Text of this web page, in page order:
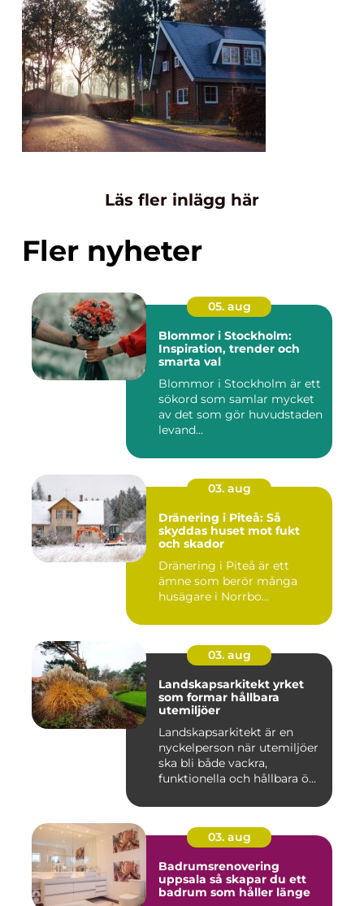
Läs fler inlägg här
Fler nyheter
05. aug
Blommor i Stockholm:
Inspiration, trender och
smarta val
Blommor i Stockholm är ett
sökord som samlar mycket
av det som gör huvudstaden
levand...
03. aug
Dränering i Piteå: Så
skyddas huset mot fukt
och skador
Dränering i Piteå är ett
ämne som berör många
husägare i Norrbo...
03. aug
Landskapsarkitekt yrket
som formar hållbara
utemiljöer
Landskapsarkitekt är en
nyckelperson när utemiljöer
ska bli både vackra,
funktionella och hållbara ö...
03. aug
Badrumsrenovering
uppsala så skapar du ett
badrum som håller länge